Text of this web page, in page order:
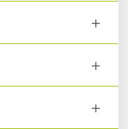
+
+
+